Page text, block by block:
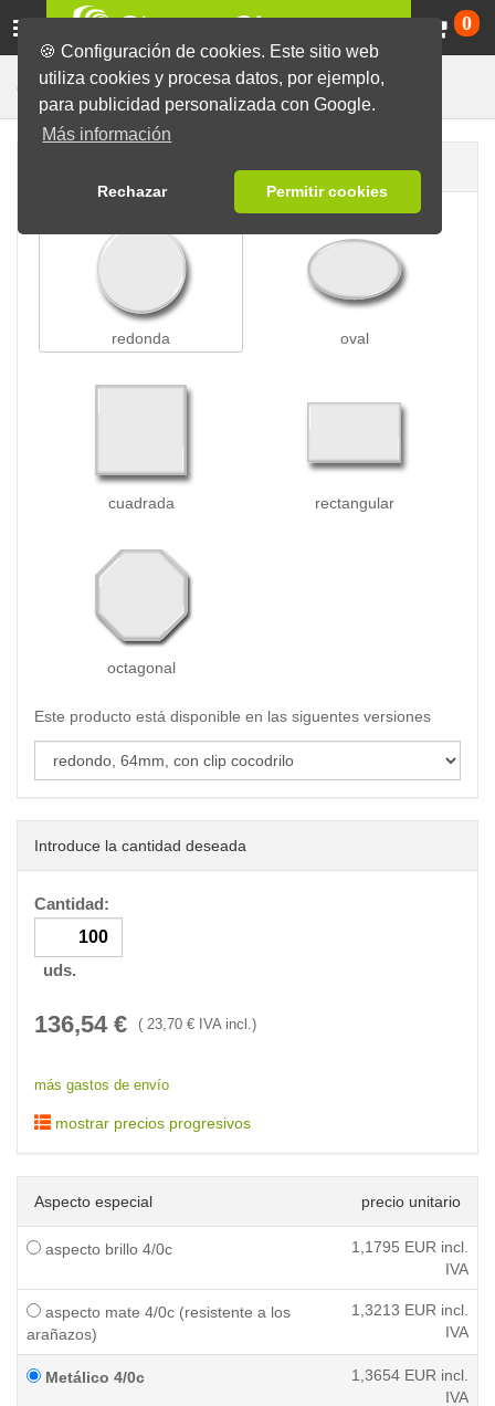
🍪 Configuración de cookies. Este sitio web
utiliza cookies y procesa datos, por ejemplo,
para publicidad personalizada con Google.
Más información
Rechazar Permitir cookies
0
Chapas Chapas con Clip
redonda oval
cuadrada rectangular
octagonal
Este producto está disponible en las siguentes versiones
Introduce la cantidad deseada
Cantidad:
uds.
136,54 € ( 23,70 € IVA incl.)
más gastos de envío
mostrar precios progresivos
Aspecto especial precio unitario
aspecto brillo 4/0c 1,1795 EUR incl.
IVA
aspecto mate 4/0c (resistente a los
arañazos)
1,3213 EUR incl.
IVA
Metálico 4/0c 1,3654 EUR incl.
IVA